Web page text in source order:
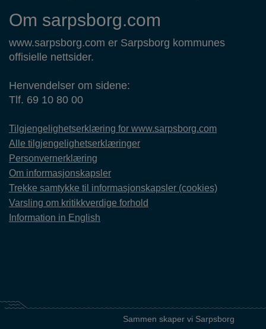
Om sarpsborg.com
www.sarpsborg.com er Sarpsborg kommunes
offisielle nettsider.
Henvendelser om sidene:
Tlf. 69 10 80 00
Tilgjengelighetserklæring for www.sarpsborg.com
Alle tilgjengelighetserklæringer
Personvernerklæring
Om informasjonskapsler
Trekke samtykke til informasjonskapsler (cookies)
Varsling om kritikkverdige forhold
Information in English
Sammen skaper vi Sarpsborg